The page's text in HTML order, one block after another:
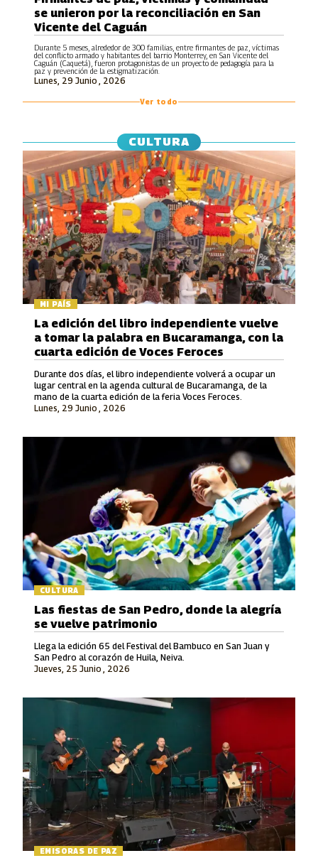
Lunes, 29 Junio , 2026
se unieron por la reconciliación en San
Vicente del Caguán
Durante 5 meses, alrededor de 300 familias, entre firmantes de paz, víctimas
del conflicto armado y habitantes del barrio Monterrey, en San Vicente del
Caguán (Caquetá), fueron protagonistas de un proyecto de pedagogía para la
paz y prevención de la estigmatización.
Ver todo
CULTURA
MI PAÍS
Durante dos días, el libro independiente volverá a ocupar un
lugar central en la agenda cultural de Bucaramanga, de la
mano de la cuarta edición de la feria Voces Feroces.
Lunes, 29 Junio , 2026
La edición del libro independiente vuelve
a tomar la palabra en Bucaramanga, con la
cuarta edición de Voces Feroces
CULTURA
Jueves, 25 Junio , 2026
Las fiestas de San Pedro, donde la alegría
se vuelve patrimonio
Llega la edición 65 del Festival del Bambuco en San Juan y
San Pedro al corazón de Huila, Neiva.
EMISORAS DE PAZ